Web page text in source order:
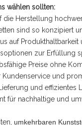
wählen sollten:
die Herstellung
sind so konzipiert
auf Produkthaltbarkeit
zur Erfüllung
Preise ohne
Kundenservice und
und effizientes
für nachhaltige und
umkehrbaren